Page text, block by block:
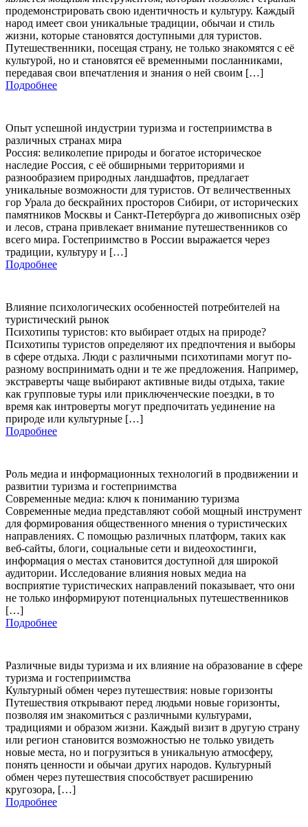
продемонстрировать свою идентичность и культуру. Каждый
народ имеет свои уникальные традиции, обычаи и стиль
жизни, которые становятся доступными для туристов.
Путешественники, посещая страну, не только знакомятся с её
культурой, но и становятся её временными посланниками,
передавая свои впечатления и знания о ней своим […]
Подробнее
Опыт успешной индустрии туризма и гостеприимства в
различных странах мира
Россия: великолепие природы и богатое историческое
наследие Россия, с её обширными территориями и
разнообразием природных ландшафтов, предлагает
уникальные возможности для туристов. От величественных
гор Урала до бескрайних просторов Сибири, от исторических
памятников Москвы и Санкт-Петербурга до живописных озёр
и лесов, страна привлекает внимание путешественников со
всего мира. Гостеприимство в России выражается через
традиции, культуру и […]
Подробнее
Влияние психологических особенностей потребителей на
туристический рынок
Психотипы туристов: кто выбирает отдых на природе?
Психотипы туристов определяют их предпочтения и выборы
в сфере отдыха. Люди с различными психотипами могут по-
разному воспринимать одни и те же предложения. Например,
экстраверты чаще выбирают активные виды отдыха, такие
как групповые туры или приключенческие поездки, в то
время как интроверты могут предпочитать уединение на
природе или культурные […]
Подробнее
Роль медиа и информационных технологий в продвижении и
развитии туризма и гостеприимства
Современные медиа: ключ к пониманию туризма
Современные медиа представляют собой мощный инструмент
для формирования общественного мнения о туристических
направлениях. С помощью различных платформ, таких как
веб-сайты, блоги, социальные сети и видеохостинги,
информация о местах становится доступной для широкой
аудитории. Исследование влияния новых медиа на
восприятие туристических направлений показывает, что они
не только информируют потенциальных путешественников
[…]
Подробнее
Различные виды туризма и их влияние на образование в сфере
туризма и гостеприимства
Культурный обмен через путешествия: новые горизонты
Путешествия открывают перед людьми новые горизонты,
позволяя им знакомиться с различными культурами,
традициями и образом жизни. Каждый визит в другую страну
или регион становится возможностью не только увидеть
новые места, но и погрузиться в уникальную атмосферу,
понять ценности и обычаи других народов. Культурный
обмен через путешествия способствует расширению
кругозора, […]
Подробнее